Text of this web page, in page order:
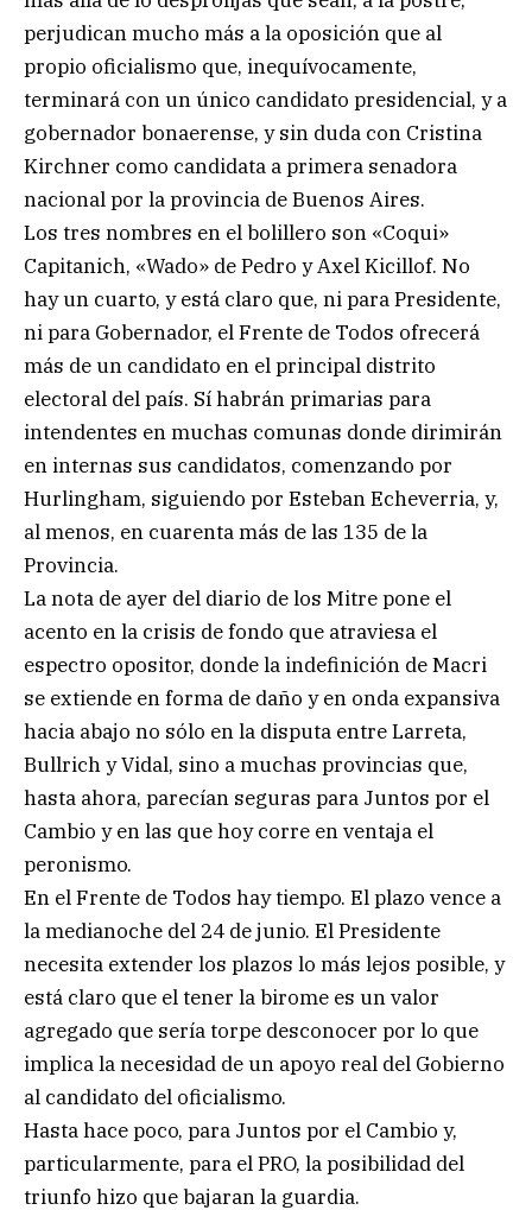
perjudican mucho más a la oposición que al
propio oficialismo que, inequívocamente,
terminará con un único candidato presidencial, y a
gobernador bonaerense, y sin duda con Cristina
Kirchner como candidata a primera senadora
nacional por la provincia de Buenos Aires.
Los tres nombres en el bolillero son «Coqui»
Capitanich, «Wado» de Pedro y Axel Kicillof. No
hay un cuarto, y está claro que, ni para Presidente,
ni para Gobernador, el Frente de Todos ofrecerá
más de un candidato en el principal distrito
electoral del país. Sí habrán primarias para
intendentes en muchas comunas donde dirimirán
en internas sus candidatos, comenzando por
Hurlingham, siguiendo por Esteban Echeverria, y,
al menos, en cuarenta más de las 135 de la
Provincia.
La nota de ayer del diario de los Mitre pone el
acento en la crisis de fondo que atraviesa el
espectro opositor, donde la indefinición de Macri
se extiende en forma de daño y en onda expansiva
hacia abajo no sólo en la disputa entre Larreta,
Bullrich y Vidal, sino a muchas provincias que,
hasta ahora, parecían seguras para Juntos por el
Cambio y en las que hoy corre en ventaja el
peronismo.
En el Frente de Todos hay tiempo. El plazo vence a
la medianoche del 24 de junio. El Presidente
necesita extender los plazos lo más lejos posible, y
está claro que el tener la birome es un valor
agregado que sería torpe desconocer por lo que
implica la necesidad de un apoyo real del Gobierno
al candidato del oficialismo.
Hasta hace poco, para Juntos por el Cambio y,
particularmente, para el PRO, la posibilidad del
triunfo hizo que bajaran la guardia.